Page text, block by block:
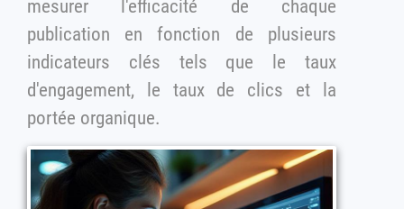
mesurer l'efficacité de chaque
publication en fonction de plusieurs
indicateurs clés tels que le taux
d'engagement, le taux de clics et la
portée organique.